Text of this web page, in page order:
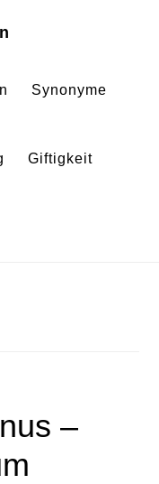
Synonyme
Giftigkeit
–